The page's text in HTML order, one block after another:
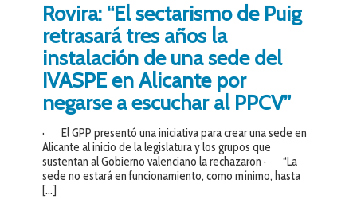
Rovira: “El sectarismo de Puig
retrasará tres años la
instalación de una sede del
IVASPE en Alicante por
negarse a escuchar al PPCV”
· El GPP presentó una iniciativa para crear una sede en
Alicante al inicio de la legislatura y los grupos que
sustentan al Gobierno valenciano la rechazaron · “La
sede no estará en funcionamiento, como mínimo, hasta
[…]